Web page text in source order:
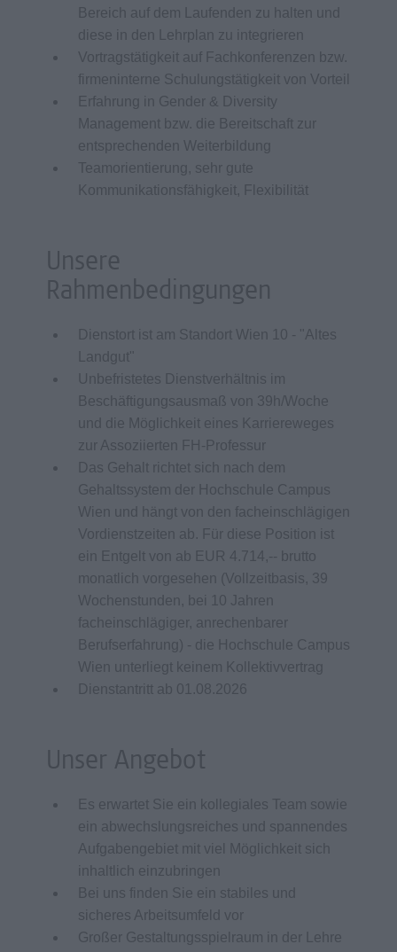
Bereich auf dem Laufenden zu halten und
diese in den Lehrplan zu integrieren
Vortragstätigkeit auf Fachkonferenzen bzw.
firmeninterne Schulungstätigkeit von Vorteil
Erfahrung in Gender & Diversity
Management bzw. die Bereitschaft zur
entsprechenden Weiterbildung
Teamorientierung, sehr gute
Kommunikationsfähigkeit, Flexibilität
Unsere
Rahmenbedingungen
Dienstort ist am Standort Wien 10 - "Altes
Landgut"
Unbefristetes Dienstverhältnis im
Beschäftigungsausmaß von 39h/Woche
und die Möglichkeit eines Karriereweges
zur Assoziierten FH-Professur
Das Gehalt richtet sich nach dem
Gehaltssystem der Hochschule Campus
Wien und hängt von den facheinschlägigen
Vordienstzeiten ab. Für diese Position ist
ein Entgelt von ab EUR 4.714,-- brutto
monatlich vorgesehen (Vollzeitbasis, 39
Wochenstunden, bei 10 Jahren
facheinschlägiger, anrechenbarer
Berufserfahrung) - die Hochschule Campus
Wien unterliegt keinem Kollektivvertrag
Dienstantritt ab 01.08.2026
Unser Angebot
Es erwartet Sie ein kollegiales Team sowie
ein abwechslungsreiches und spannendes
Aufgabengebiet mit viel Möglichkeit sich
inhaltlich einzubringen
Bei uns finden Sie ein stabiles und
sicheres Arbeitsumfeld vor
Großer Gestaltungsspielraum in der Lehre